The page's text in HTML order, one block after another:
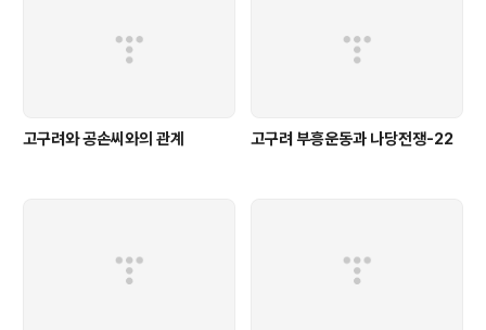
고구려와 공손씨와의 관계 고구려 부흥운동과 나당전쟁-22